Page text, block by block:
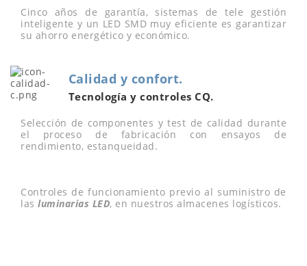
Cinco años de garantía, sistemas de tele gestión
inteligente y un LED SMD muy eficiente es garantizar
su ahorro energético y económico.
Calidad y confort.
Tecnología y controles CQ.
Selección de componentes y test de calidad durante
el proceso de fabricación con ensayos de
rendimiento, estanqueidad.
Controles de funcionamiento previo al suministro de
las luminarias LED, en nuestros almacenes logísticos.